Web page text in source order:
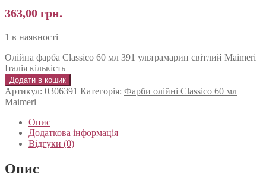
363,00 грн.
1 в наявності
Олійна фарба Classico 60 мл 391 ультрамарин світлий Maimeri
Італія кількість
Додати в кошик
Артикул: 0306391 Категорія: Фарби олійні Classico 60 мл
Maimeri
Опис
Додаткова інформація
Відгуки (0)
Опис